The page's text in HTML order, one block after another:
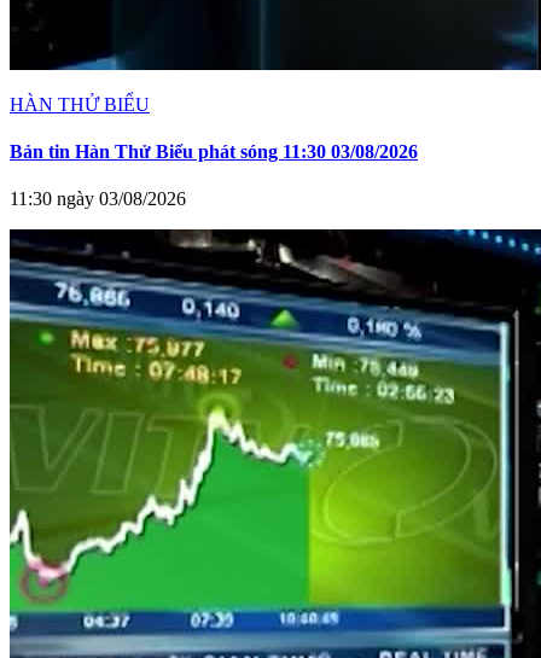
HÀN THỬ BIỂU
Bản tin Hàn Thử Biểu phát sóng 11:30 03/08/2026
11:30 ngày 03/08/2026